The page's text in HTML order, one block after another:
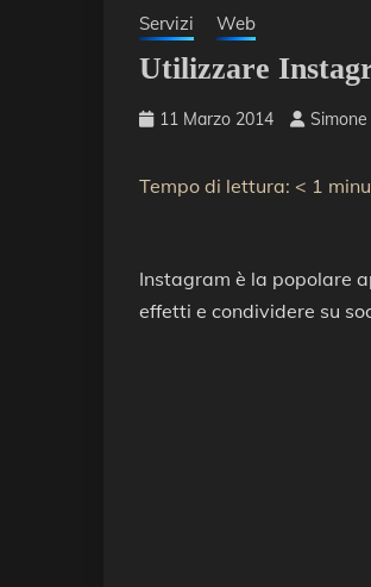
Servizi Web
Utilizzare
11 Marzo 2014 Simone
Tempo di lettura: < 1
Instagram è la popolare
effetti e condividere su